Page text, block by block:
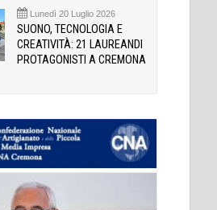
Lunedì 20 Luglio 2026
SUONO, TECNOLOGIA E
CREATIVITÀ: 21 LAUREANDI
PROTAGONISTI A CREMONA